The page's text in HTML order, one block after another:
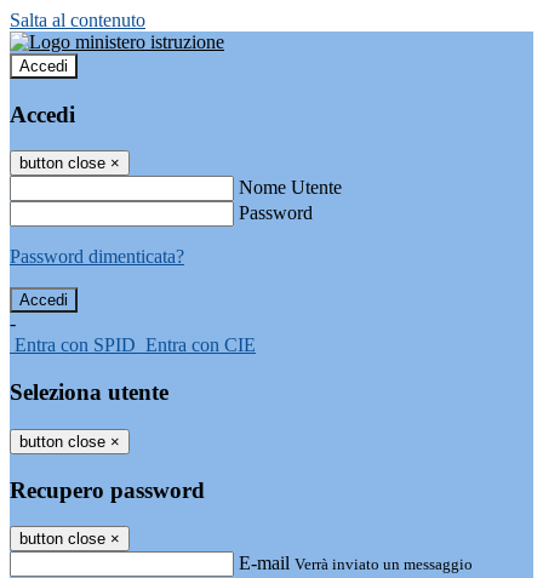
Salta al contenuto
Accedi
Accedi
button close ×
Nome Utente
Password
Password dimenticata?
-
Entra con SPID Entra con CIE
Seleziona utente
button close ×
Recupero password
button close ×
E-mail Verrà inviato un messaggio